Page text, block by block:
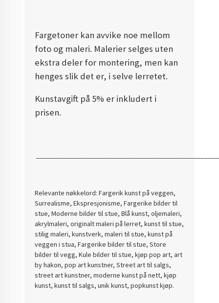
Fargetoner kan avvike noe mellom
foto og maleri. Malerier selges uten
ekstra deler for montering, men kan
henges slik det er, i selve lerretet.
Kunstavgift på 5% er inkludert i
prisen.
Relevante nøkkelord: Fargerik kunst på veggen,
Surrealisme, Ekspresjonisme, Fargerike bilder til
stue, Moderne bilder til stue, Blå kunst, oljemaleri,
akrylmaleri, originalt maleri på lerret, kunst til stue,
stilig maleri, kunstverk, maleri til stue, kunst på
veggen i stua, Fargerike bilder til stue, Store
bilder til vegg, Kule bilder til stue, kjøp pop art, art
by hakon, pop art kunstner, Street art til salgs,
street art kunstner, moderne kunst på nett, kjøp
kunst, kunst til salgs, unik kunst, popkunst kjøp.